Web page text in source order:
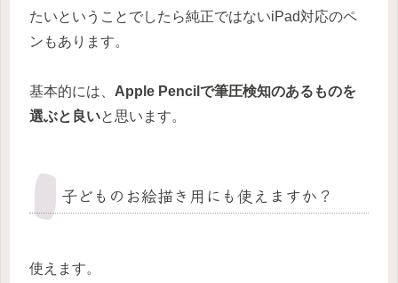
たいということでしたら純正ではないiPad対応のペ
ンもあります。
基本的には、 Apple Pencilで筆圧検知のあるものを
選ぶと良いと思います。
子どものお絵描き用にも使えますか？
使えます。